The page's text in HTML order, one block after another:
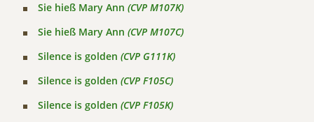
Sie hieß Mary Ann (CVP M107K)
Sie hieß Mary Ann (CVP M107C)
Silence is golden (CVP G111K)
Silence is golden (CVP F105C)
Silence is golden (CVP F105K)